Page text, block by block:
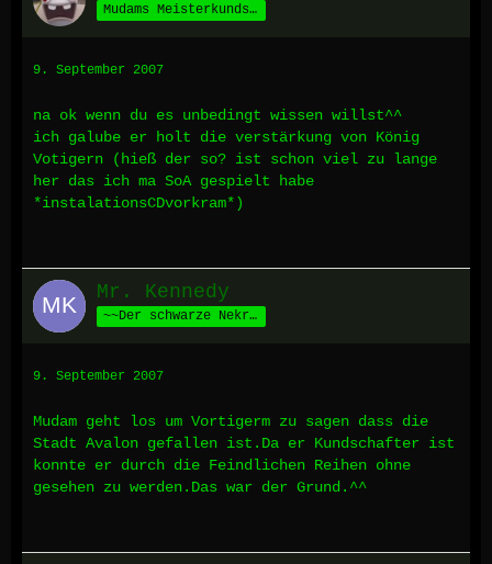
Mudams Meisterkundschafter
9. September 2007
na ok wenn du es unbedingt wissen willst^^
ich galube er holt die verstärkung von König
Votigern (hieß der so? ist schon viel zu lange
her das ich ma SoA gespielt habe
*instalationsCDvorkram*)
Mr. Kennedy
~~Der schwarze Nekromant aus Nisos~~
9. September 2007
Mudam geht los um Vortigerm zu sagen dass die
Stadt Avalon gefallen ist.Da er Kundschafter ist
konnte er durch die Feindlichen Reihen ohne
gesehen zu werden.Das war der Grund.^^